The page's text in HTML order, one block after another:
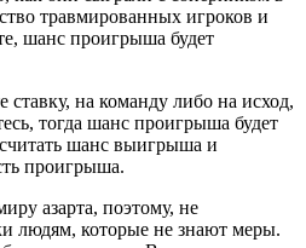
травмированных игроков и
шанс проигрыша будет
ставку, на команду либо на исход,
тогда шанс проигрыша будет
шанс выигрыша и
проигрыша.
азарта, поэтому, не
людям, которые не знают меры.